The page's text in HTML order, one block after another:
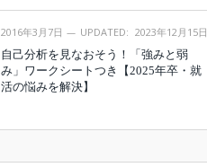
2016年3月7日 UPDATED: 2023年12月15日
自己分析を見なおそう！「強みと弱
み」ワークシートつき【2025年卒・就
活の悩みを解決】